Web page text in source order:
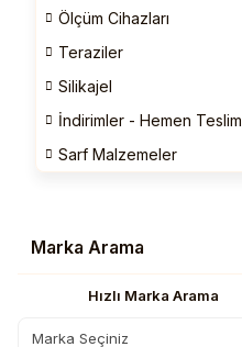
Ölçüm Cihazları
Teraziler
Silikajel
İndirimler - Hemen Teslim
Sarf Malzemeler
Marka Arama
Hızlı Marka Arama